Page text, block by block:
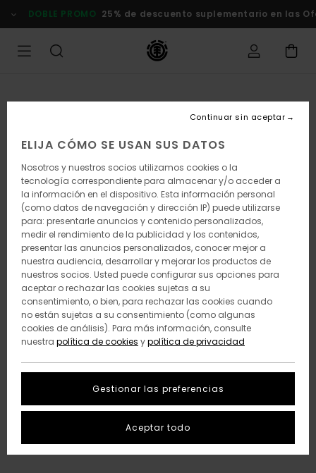
la
DOBLE PROMO 25% de descuento suplementario en las
ELIJA CÓMO SE USAN SUS DATOS
Nosotros y nuestros socios utilizamos cookies o la
tecnología correspondiente para almacenar y/o acceder a
la información en el dispositivo. Esta información personal
(como datos de navegación y dirección IP) puede utilizarse
para: presentarle anuncios y contenido personalizados,
medir el rendimiento de la publicidad y los contenidos,
presentar las anuncios personalizados, conocer mejor a
nuestra audiencia, desarrollar y mejorar los productos de
nuestros socios. Usted puede configurar sus opciones para
aceptar o rechazar las cookies sujetas a su
consentimiento, o bien, para rechazar las cookies cuando
no están sujetas a su consentimiento (como algunas
cookies de análisis). Para más información, consulte
nuestra política de cookies ypolítica de privacidad
Gestionar las preferencias
Continuar sin aceptar
Aceptar todo